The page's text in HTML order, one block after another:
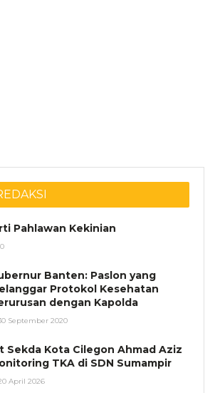
Pahlawan Kekinian
Banten: Paslon yang
Protokol Kesehatan
dengan Kapolda
September 2020
Sekda Kota Cilegon Ahmad Aziz
TKA di SDN Sumampir
April 2026